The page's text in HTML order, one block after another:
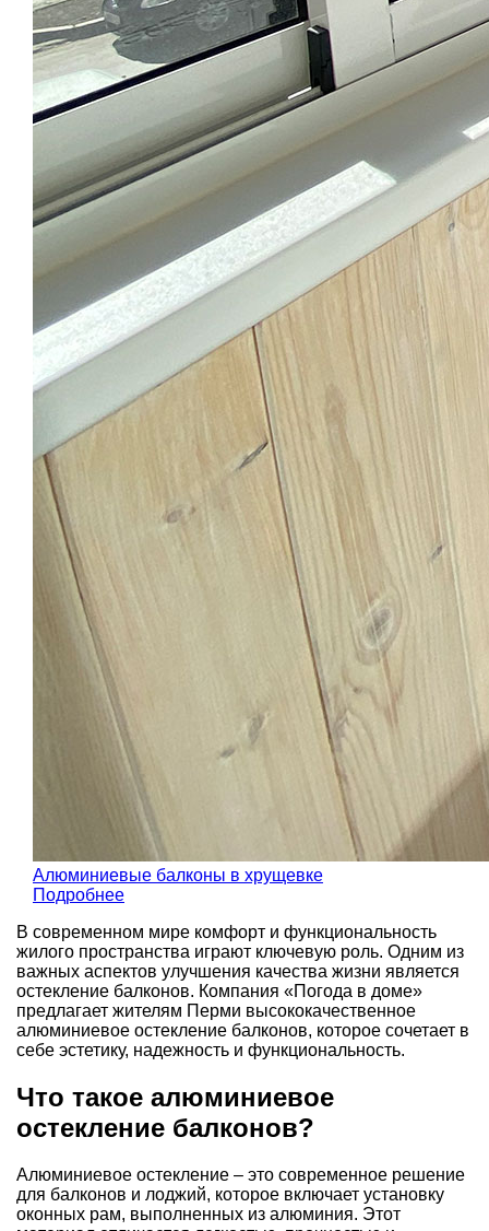
Алюминиевые балконы в хрущевке
Подробнее
В современном мире комфорт и функциональность
жилого пространства играют ключевую роль. Одним из
важных аспектов улучшения качества жизни является
остекление балконов. Компания «Погода в доме»
предлагает жителям Перми высококачественное
алюминиевое остекление балконов, которое сочетает в
себе эстетику, надежность и функциональность.
Что такое алюминиевое
остекление балконов?
Алюминиевое остекление – это современное решение
для балконов и лоджий, которое включает установку
оконных рам, выполненных из алюминия. Этот